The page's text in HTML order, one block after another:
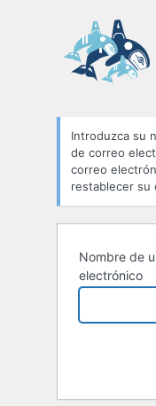
Contraseña
perdida
Introduzca su
de correo
correo
restablecer su
Nombre de
electrónico